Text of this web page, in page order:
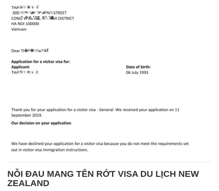
NỖI ĐAU MANG TÊN RỚT VISA DU LỊCH NEW
ZEALAND